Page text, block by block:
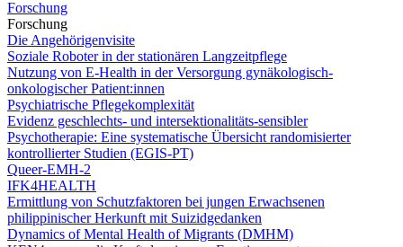
Forschung
Forschung
Die Angehörigenvisite
Soziale Roboter in der stationären Langzeitpflege
Nutzung von E-Health in der Versorgung gynäkologisch-
onkologischer Patient:innen
Psychiatrische Pflegekomplexität
Evidenz geschlechts- und intersektionalitäts-sensibler
Psychotherapie: Eine systematische Übersicht randomisierter
kontrollierter Studien (EGIS-PT)
Queer-EMH-2
IFK4HEALTH
Ermittlung von Schutzfaktoren bei jungen Erwachsenen
philippinischer Herkunft mit Suizidgedanken
Dynamics of Mental Health of Migrants (DMHM)